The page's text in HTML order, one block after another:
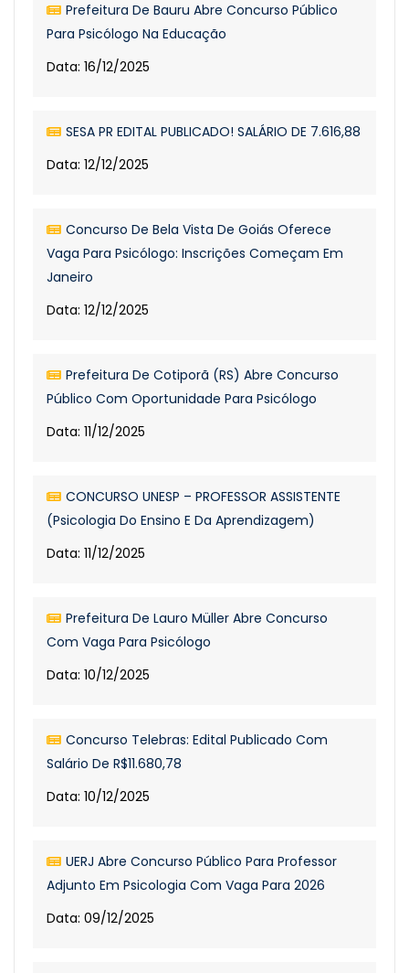
Prefeitura De Bauru Abre Concurso Público
Para Psicólogo Na Educação
Data: 16/12/2025
SESA PR EDITAL PUBLICADO! SALÁRIO DE 7.616,88
Data: 12/12/2025
Concurso De Bela Vista De Goiás Oferece
Vaga Para Psicólogo: Inscrições Começam Em
Janeiro
Data: 12/12/2025
Prefeitura De Cotiporã (RS) Abre Concurso
Público Com Oportunidade Para Psicólogo
Data: 11/12/2025
CONCURSO UNESP – PROFESSOR ASSISTENTE
(Psicologia Do Ensino E Da Aprendizagem)
Data: 11/12/2025
Prefeitura De Lauro Müller Abre Concurso
Com Vaga Para Psicólogo
Data: 10/12/2025
Concurso Telebras: Edital Publicado Com
Salário De R$11.680,78
Data: 10/12/2025
UERJ Abre Concurso Público Para Professor
Adjunto Em Psicologia Com Vaga Para 2026
Data: 09/12/2025